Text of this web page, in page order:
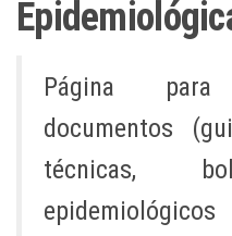
Página
documentos
técnicas,